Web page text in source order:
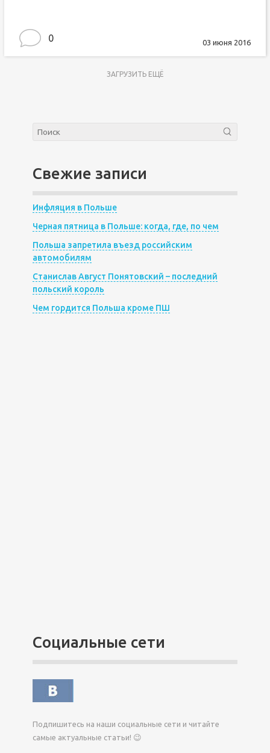
0 03 июня 2016
ЗАГРУЗИТЬ ЕЩЁ
Свежие записи
Инфляция в Польше
Черная пятница в Польше: когда, где, по чем
Польша запретила въезд российским
автомобилям
Станислав Август Понятовский – последний
польский король
Чем гордится Польша кроме ПШ
Социальные сети
Подпишитесь на наши социальные сети и читайте
самые актуальные статьи! 😉